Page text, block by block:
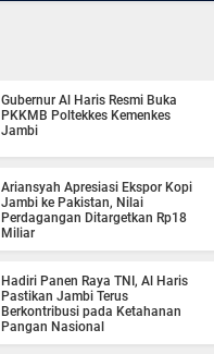
Gubernur Al Haris Resmi Buka
PKKMB Poltekkes Kemenkes
Jambi
Ariansyah Apresiasi Ekspor Kopi
Jambi ke Pakistan, Nilai
Perdagangan Ditargetkan Rp18
Miliar
Hadiri Panen Raya TNI, Al Haris
Pastikan Jambi Terus
Berkontribusi pada Ketahanan
Pangan Nasional